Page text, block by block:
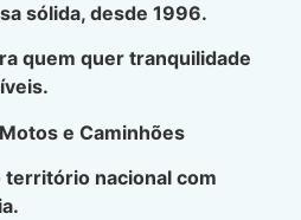
sólida, desde 1996.
quem quer tranquilidade
e Caminhões
nacional com